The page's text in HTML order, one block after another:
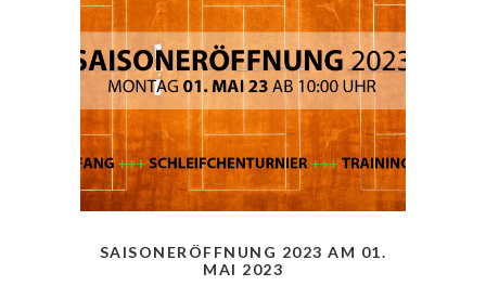
SAISONERÖFFNUNG 2023 AM 01.
MAI 2023